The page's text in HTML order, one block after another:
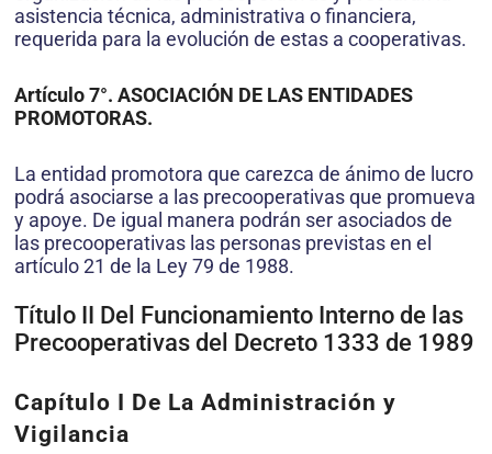
asistencia técnica, administrativa o financiera,
requerida para la evolución de estas a cooperativas.
Artículo 7°. ASOCIACIÓN DE LAS ENTIDADES
PROMOTORAS.
La entidad promotora que carezca de ánimo de lucro
podrá asociarse a las precooperativas que promueva
y apoye. De igual manera podrán ser asociados de
las precooperativas las personas previstas en el
artículo 21 de la Ley 79 de 1988.
Título II Del Funcionamiento Interno de las
Precooperativas del Decreto 1333 de 1989
Capítulo I De La Administración y
Vigilancia